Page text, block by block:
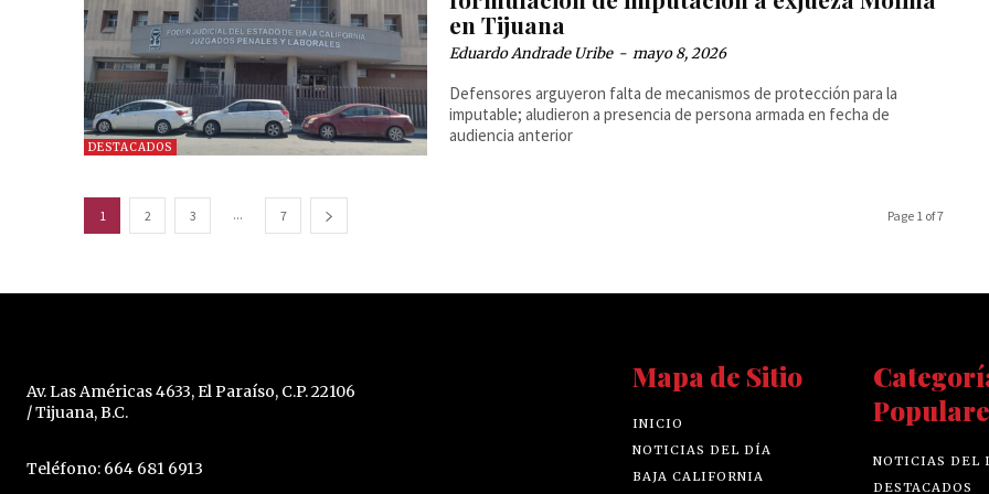
DESTACADOS
en Tijuana
Eduardo Andrade Uribe - mayo 8, 2026
Defensores arguyeron falta de mecanismos de protección para la
imputable; aludieron a presencia de persona armada en fecha de
audiencia anterior
1 2 3 ... 7 Page 1 of 7
Av. Las Américas 4633, El Paraíso, C.P. 22106
/ Tijuana, B.C.
Teléfono: 664 681 6913
Mapa de Sitio
INICIO
NOTICIAS DEL DÍA
BAJA CALIFORNIA
NOTICIAS DEL
DESTACADOS